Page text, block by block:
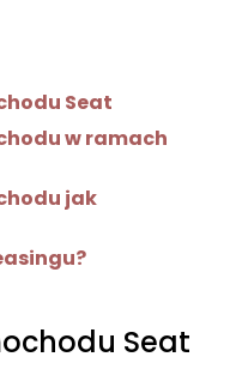
Seat
w ramach
jak
Seat